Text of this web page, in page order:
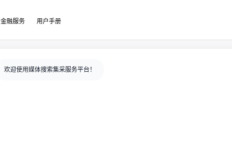
金融服务 用户手册
欢迎使用媒体搜索集采服务平台！